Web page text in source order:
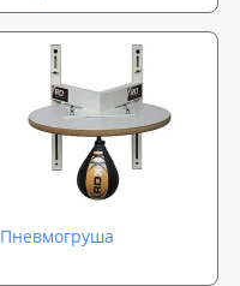
Пневмогруша